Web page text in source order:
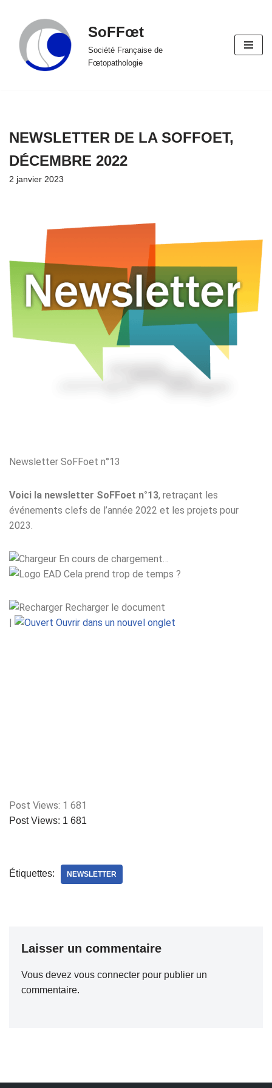
Aller
au
contenu
SoFFœt
Société Française de
Fœtopathologie
NEWSLETTER DE LA SOFFOET,
DÉCEMBRE 2022
2 janvier 2023
Newsletter SoFFoet n°13
Voici la newsletter SoFFoet n°13, retraçant les
événements clefs de l’année 2022 et les projets pour
2023.
En cours de chargement…
Cela prend trop de temps ?
Recharger le document
|
Ouvrir dans un nouvel onglet
Post Views: 1 681
Post Views: 1 681
Étiquettes: NEWSLETTER
Laisser un commentaire
Vous devez vous connecter pour publier un
commentaire.